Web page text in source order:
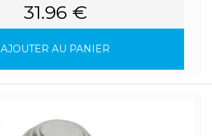
31.96 €
AJOUTER AU PANIER